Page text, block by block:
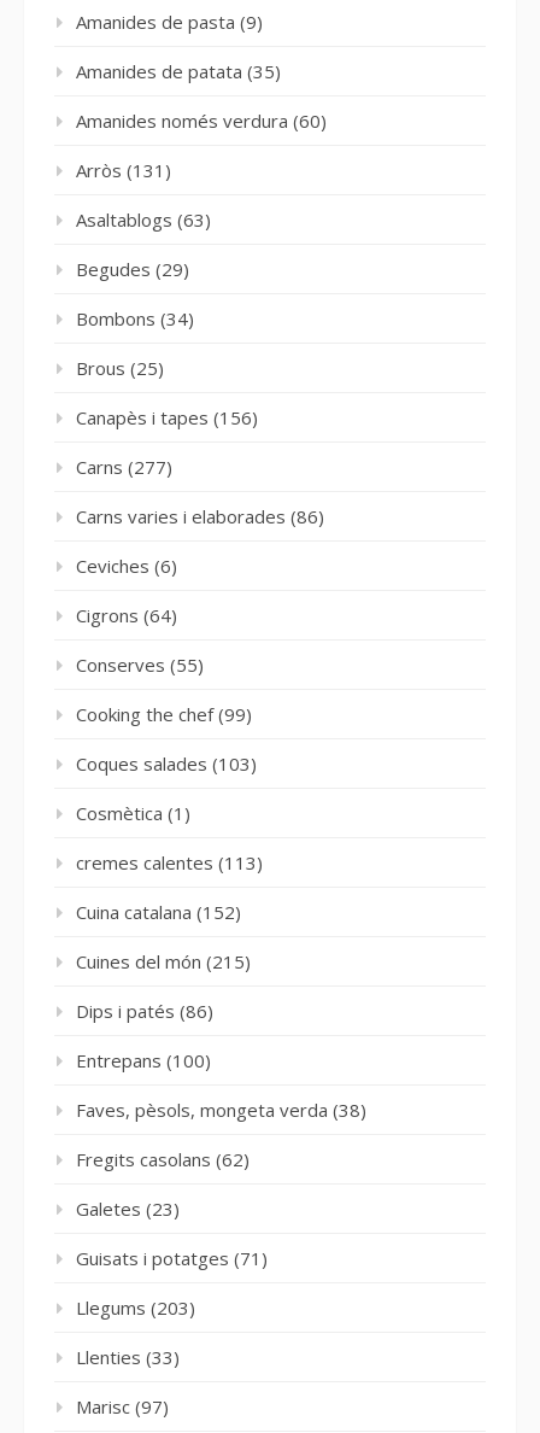
Amanides de pasta (9)
Amanides de patata (35)
Amanides només verdura (60)
Arròs (131)
Asaltablogs (63)
Begudes (29)
Bombons (34)
Brous (25)
Canapès i tapes (156)
Carns (277)
Carns varies i elaborades (86)
Ceviches (6)
Cigrons (64)
Conserves (55)
Cooking the chef(99)
Coques salades (103)
Cosmètica (1)
cremes calentes (113)
Cuina catalana (152)
Cuines del món (215)
Dips i patés (86)
Entrepans (100)
Faves, pèsols, mongeta verda (38)
Fregits casolans (62)
Galetes (23)
Guisats i potatges (71)
Llegums (203)
Llenties (33)
Marisc (97)